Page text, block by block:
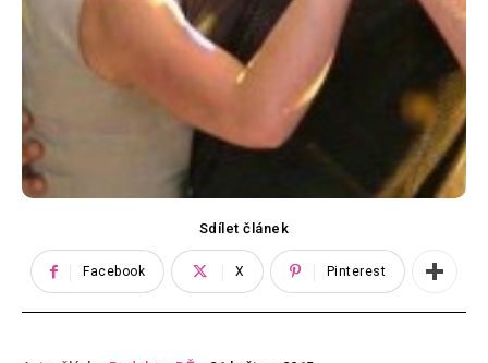
Sdílet článek
Facebook X Pinterest